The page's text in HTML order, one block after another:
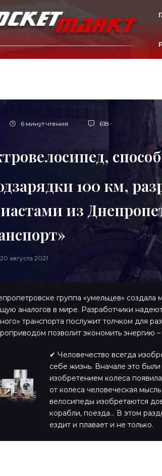
6 минут чтения 618
100 км,
из
августа 2021
группа «умельцев» создала
аналогов в мире. Разработчики
транспорта послужит толчком для
позволит экономить энергию
✔ Человечество всегда
себе жизнь. Вначале это
изобретением колеса
от колеса человеческая
велосипеды изобретаются
корабли, поезда… В этом
ездит и плавает и не только.